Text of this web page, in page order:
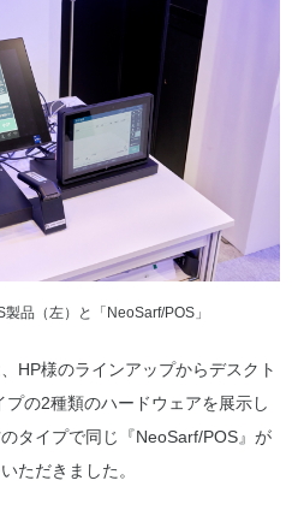
品（左）と「NeoSarf/POS」
HP様のラインアップからデスクト
の2種類のハードウェアを展示し
タイプで同じ『NeoSarf/POS』が
ただきました。